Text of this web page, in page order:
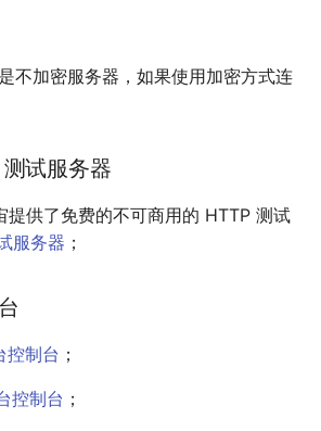
不加密服务器，如果使用加密方式连
试服务器
提供了免费的不可商用的 HTTP 测试
服务器 ；
控制台 ；
控制台 ；